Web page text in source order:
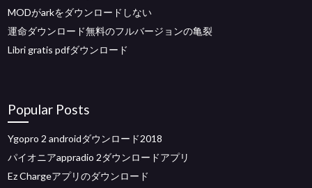
MODがarkをダウンロードしない
運命ダウンロード無料のフルバージョンの亀裂
Libri gratis pdfダウンロード
Popular Posts
Ygopro 2 androidダウンロード2018
パイオニアappradio 2ダウンロードアプリ
Ez Chargeアプリのダウンロード